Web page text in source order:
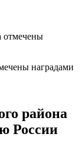
отмечены
района
России